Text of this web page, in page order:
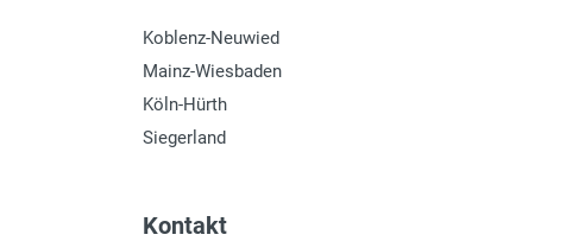
Koblenz-Neuwied
Mainz-Wiesbaden
Köln-Hürth
Siegerland
Kontakt